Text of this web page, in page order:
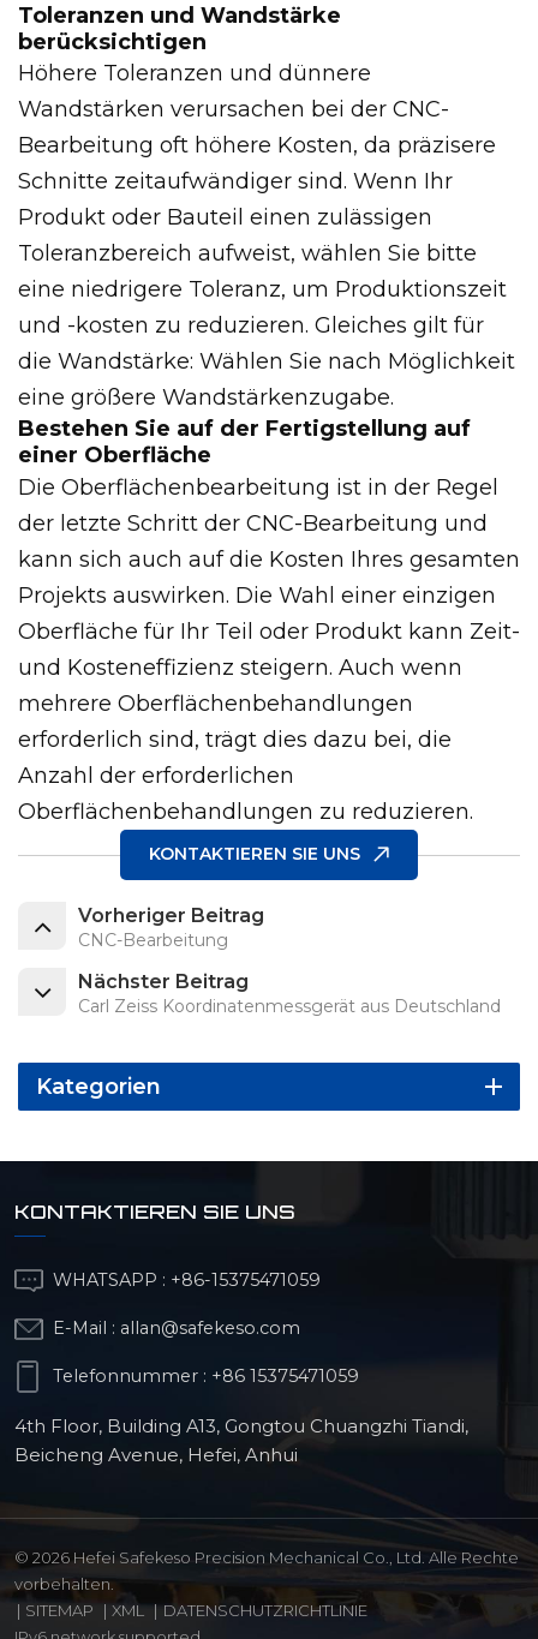
Toleranzen und Wandstärke
berücksichtigen
Höhere Toleranzen und dünnere
Wandstärken verursachen bei der CNC-
Bearbeitung oft höhere Kosten, da präzisere
Schnitte zeitaufwändiger sind. Wenn Ihr
Produkt oder Bauteil einen zulässigen
Toleranzbereich aufweist, wählen Sie bitte
eine niedrigere Toleranz, um Produktionszeit
und -kosten zu reduzieren. Gleiches gilt für
die Wandstärke: Wählen Sie nach Möglichkeit
eine größere Wandstärkenzugabe.
Bestehen Sie auf der Fertigstellung auf
einer Oberfläche
Die Oberflächenbearbeitung ist in der Regel
der letzte Schritt der CNC-Bearbeitung und
kann sich auch auf die Kosten Ihres gesamten
Projekts auswirken. Die Wahl einer einzigen
Oberfläche für Ihr Teil oder Produkt kann Zeit-
und Kosteneffizienz steigern. Auch wenn
mehrere Oberflächenbehandlungen
erforderlich sind, trägt dies dazu bei, die
Anzahl der erforderlichen
Oberflächenbehandlungen zu reduzieren.
KONTAKTIEREN SIE UNS
Vorheriger Beitrag
CNC-Bearbeitung
Nächster Beitrag
Carl Zeiss Koordinatenmessgerät aus Deutschland
Kategorien
KONTAKTIEREN SIE UNS
WHATSAPP : +86-15375471059
E-Mail : allan@safekeso.com
Telefonnummer : +86 15375471059
4th Floor, Building A13, Gongtou Chuangzhi Tiandi,
Beicheng Avenue, Hefei, Anhui
© 2026 Hefei Safekeso Precision Mechanical Co., Ltd. Alle Rechte
vorbehalten.
| SITEMAP | XML | DATENSCHUTZRICHTLINIE